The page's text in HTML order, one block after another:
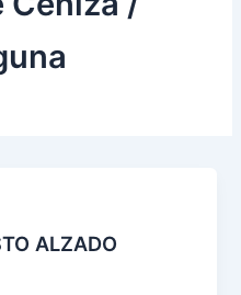
ALZADO